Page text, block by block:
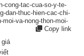
cong-tac-cua-so-y-te-
dan-thuc-hien-cac-chi-
moi-va-nong-thon-moi-
Copy link
giá